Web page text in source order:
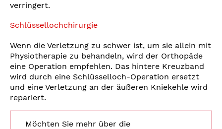
verringert.
Schlüssellochchirurgie
Wenn die Verletzung zu schwer ist, um sie allein mit
Physiotherapie zu behandeln, wird der Orthopäde
eine Operation empfehlen. Das hintere Kreuzband
wird durch eine Schlüsselloch-Operation ersetzt
und eine Verletzung an der äußeren Kniekehle wird
repariert.
Möchten Sie mehr über die